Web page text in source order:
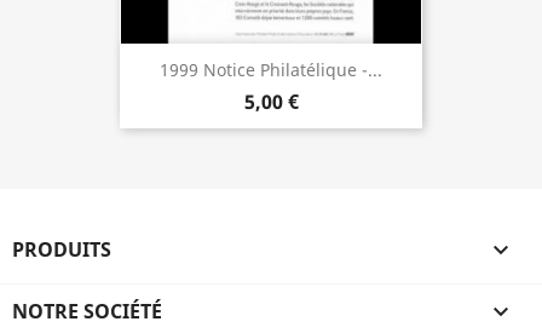
1999 Notice Philatélique -...
5,00 €
PRODUITS 
NOTRE SOCIÉTÉ 